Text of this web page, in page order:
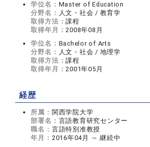
学位名： Master of Education
分野名： 人文・社会 / 教育学
取得方法：課程
取得年月：2008年08月
学位名： Bachelor of Arts
分野名： 人文・社会 / 地理学
取得方法：課程
取得年月：2001年05月
経歴
所属： 関西学院大学
部署名： 言語教育研究センター
職名： 言語特別准教授
年月： 2016年04月 ～ 継続中